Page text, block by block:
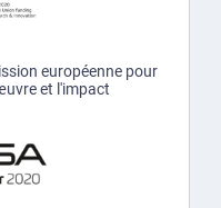
européenne pour
et l'impact